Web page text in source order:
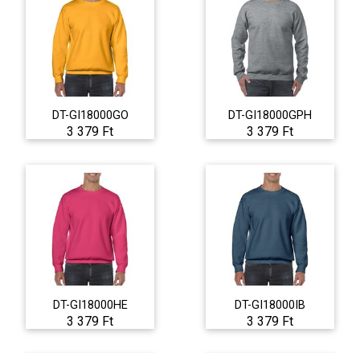
DT-GI18000GO
3 379 Ft
DT-GI18000GPH
3 379 Ft
DT-GI18000HE
3 379 Ft
DT-GI18000IB
3 379 Ft